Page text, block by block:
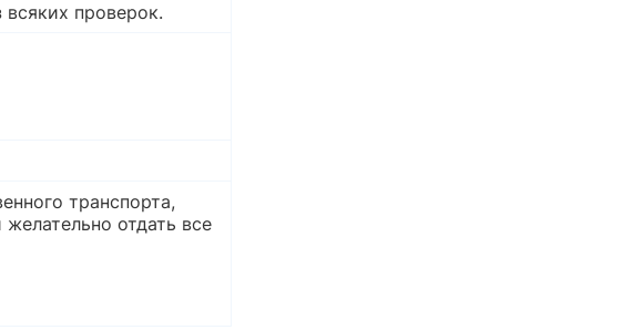
всяких проверок.
транспорта,
отдать все